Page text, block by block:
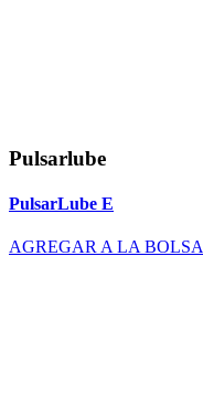
Pulsarlube
PulsarLube E
AGREGAR A LA BOLSA